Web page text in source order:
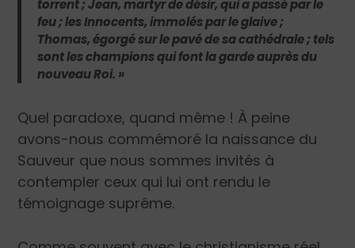
torrent ; Jean, martyr de désir, qui a passé par le
feu ; les Innocents, immolés par le glaive ;
Thomas, égorgé sur le pavé de sa cathédrale ; tels
sont les champions qui font la garde auprès du
nouveau Roi. »
Quel paradoxe, quand même ! À peine
avons-nous commémoré la naissance du
Sauveur que nous sommes invités à
contempler ceux qui lui ont rendu le
témoignage suprême.